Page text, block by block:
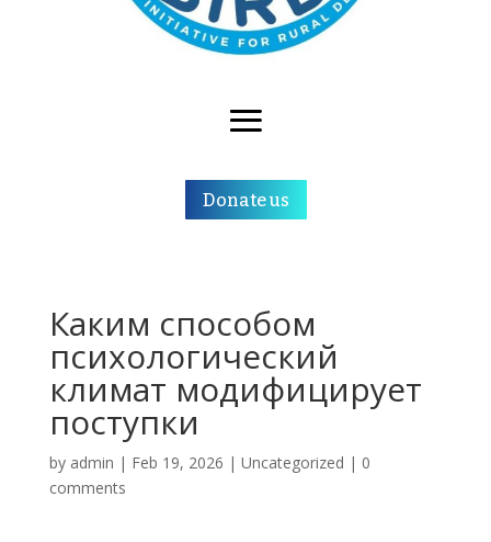
Donate us
Каким способом
психологический
климат модифицирует
поступки
by admin | Feb 19, 2026 | Uncategorized | 0
comments